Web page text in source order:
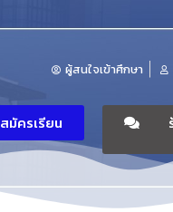
ผู้สนใจเข้าศึกษา
สมัครเรียน